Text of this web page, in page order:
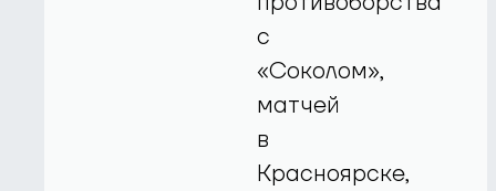
с
«Соколом»,
матчей
в
Красноярске,